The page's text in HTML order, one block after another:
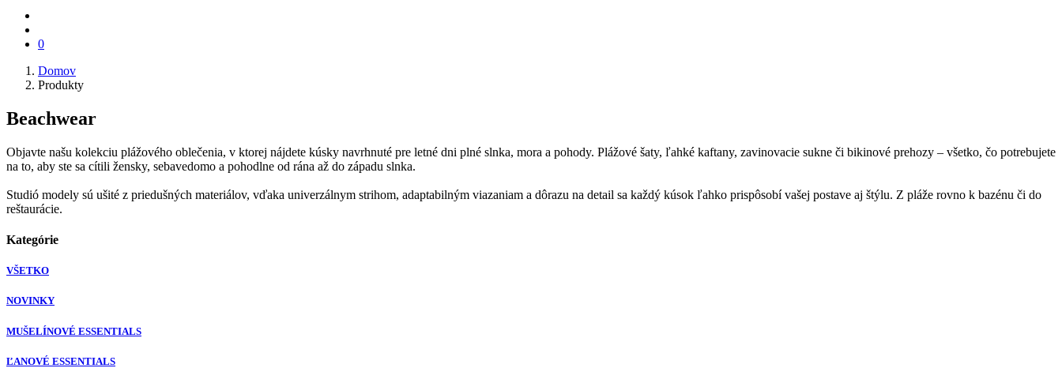
0
Domov
Produkty
Beachwear
Objavte našu kolekciu plážového oblečenia, v ktorej nájdete kúsky navrhnuté pre letné dni plné slnka, mora a pohody. Plážové šaty, ľahké kaftany, zavinovacie sukne či bikinové prehozy – všetko, čo potrebujete
na to, aby ste sa cítili žensky, sebavedomo a pohodlne od rána až do západu slnka.
Studió modely sú ušité z priedušných materiálov, vďaka univerzálnym strihom, adaptabilným viazaniam a dôrazu na detail sa každý kúsok ľahko prispôsobí vašej postave aj štýlu. Z pláže rovno k bazénu či do
reštaurácie.
Kategórie
VŠETKO
NOVINKY
MUŠELÍNOVÉ ESSENTIALS
ĽANOVÉ ESSENTIALS